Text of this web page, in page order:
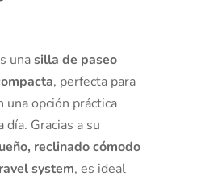
unasilla de paseo
, perfecta para
una opción práctica
día. Gracias a su
reclinado cómodo
system, es ideal